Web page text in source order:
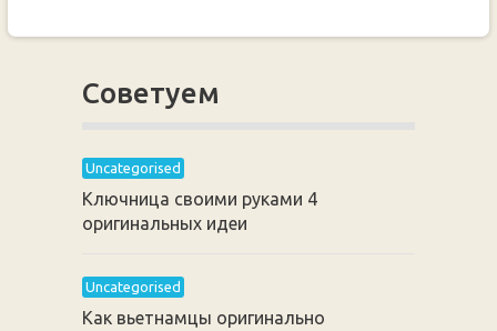
Советуем
Uncategorised
Ключница своими руками 4
оригинальных идеи
Uncategorised
Как вьетнамцы оригинально